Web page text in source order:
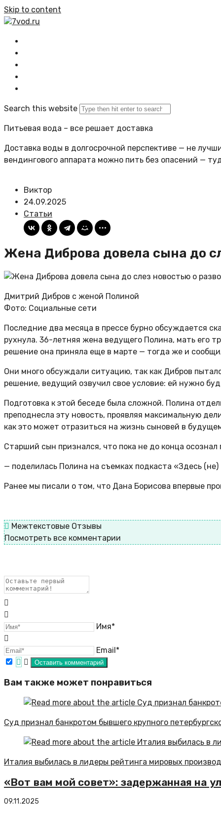
Skip to content
7vod.ru
Search this website
Питьевая вода – все решает доставка
Доставка воды в долгосрочной перспективе — не
вендингового аппарата можно пить без опасений —
Виктор
24.09.2025
Статьи
Жена Диброва довела сына до
Дмитрий Дибров с женой Полиной
Фото: Социальные сети
Последние два месяца в прессе бурно обсуждается
рухнула. 36-летняя жена ведущего Полина, мать его
решение она приняла еще в марте — тогда же и
Они много обсуждали ситуацию, так как Дибров
решение, ведущий озвучил свое условие: ей нужно
Подготовка к этой беседе была сложной. Полина
преподнесла эту новость, проявляя максимальную
как это может отразиться на жизнь сыновей в
Старший сын признался, что пока не до конца
— поделилась Полина на съемках подкаста «Здесь
Ранее мы писали о том, что Дана Борисова впервые
Межтекстовые Отзывы
Посмотреть все комментарии
Имя*
Email*
Вам также может понравиться
Суд признал банкротом бывшего крупного
Италия выбилась в лидеры рейтинга мировых
«Вот вам мой совет»: задержанная на
09.11.2025